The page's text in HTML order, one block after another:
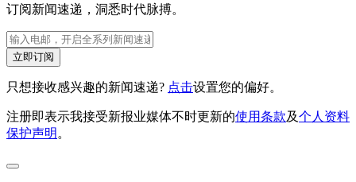
订阅新闻速递，洞悉时代脉搏。
立即订阅
只想接收感兴趣的新闻速递? 点击设置您的偏好。
注册即表示我接受新报业媒体不时更新的使用条款及个人资料
保护声明。